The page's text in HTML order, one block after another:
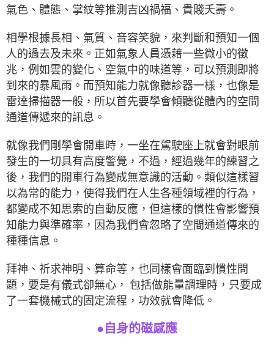
氣色、體態、掌紋等推測吉凶禍福、貴賤夭壽。
相學根據長相、氣質、音容笑貌，來判斷和預知一個
人的過去及未來。正如氣象人員憑藉一些微小的徵
兆，例如雲的變化、空氣中的味道等，可以預測即將
到來的暴風雨。而預知能力就像聽診器一樣，也像是
雷達掃描器一般，所以首先要學會傾聽從體內的空間
通道傳遞來的訊息。
就像我們剛學會開車時，一坐在駕駛座上就會對眼前
發生的一切具有高度警覺，不過，經過幾年的練習之
後，我們的開車行為變成無意識的活動。類似這樣習
以為常的能力，使得我們在人生各種領域裡的行為，
都變成不知思索的自動反應，但這樣的慣性會影響預
知能力與準確率，因為我們會忽略了空間通道傳來的
種種信息。
拜神、祈求神明、算命等，也同樣會面臨到慣性問
題，要是有儀式卻無心， 包括做能量調理時，只要成
了一套機械式的固定流程，功效就會降低。
●自身的磁感應